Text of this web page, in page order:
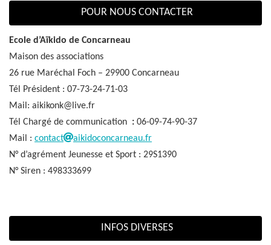
POUR NOUS CONTACTER
Ecole d’Aïkido de Concarneau
Maison des associations
26 rue Maréchal Foch – 29900 Concarneau
Tél Président : 07-73-24-71-03
Mail: aikikonk@live.fr
Tél Chargé de communication : 06-09-74-90-37
Mail : contact
aikidoconcarneau.fr
N° d’agrément Jeunesse et Sport : 29S1390
N° Siren : 498333699
INFOS DIVERSES